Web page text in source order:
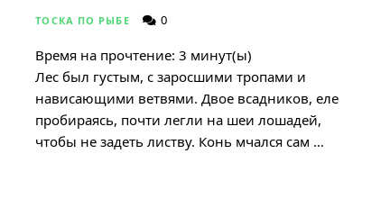
ТОСКА ПО РЫБЕ 0
Время на прочтение: 3 минут(ы)
Лес был густым, с заросшими тропами и
нависающими ветвями. Двое всадников, еле
пробираясь, почти легли на шеи лошадей,
чтобы не задеть листву. Конь мчался сам …